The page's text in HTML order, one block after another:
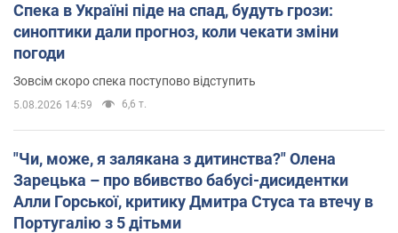
Спека в Україні піде на спад, будуть грози:
синоптики дали прогноз, коли чекати зміни
погоди
Зовсім скоро спека поступово відступить
5.08.2026 14:59 6,6 т.
"Чи, може, я залякана з дитинства?" Олена
Зарецька – про вбивство бабусі-дисидентки
Алли Горської, критику Дмитра Стуса та втечу в
Португалію з 5 дітьми